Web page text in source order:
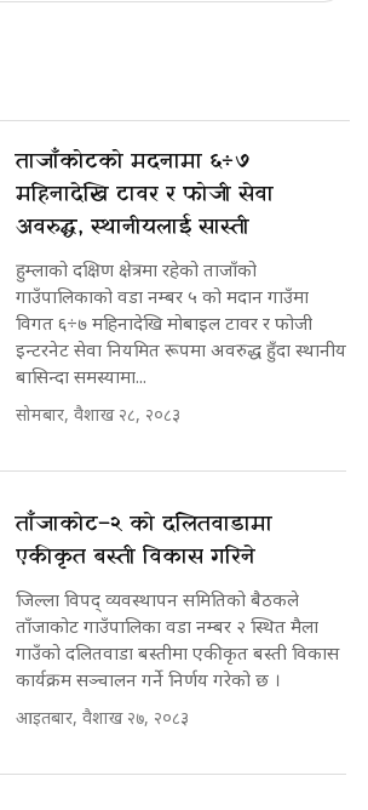
ताजाँकोटको मदनामा ६÷७
महिनादेखि टावर र फोजी सेवा
अवरुद्ध, स्थानीयलाई सास्ती
हुम्लाको दक्षिण क्षेत्रमा रहेको ताजाँको
गाउँपालिकाको वडा नम्बर ५ को मदान गाउँमा
विगत ६÷७ महिनादेखि मोबाइल टावर र फोजी
इन्टरनेट सेवा नियमित रूपमा अवरुद्ध हुँदा स्थानीय
बासिन्दा समस्यामा...
सोमबार, वैशाख २८, २०८३
ताँजाकोट–२ को दलितवाडामा
एकीकृत बस्ती विकास गरिने
जिल्ला विपद् व्यवस्थापन समितिको बैठकले
ताँजाकोट गाउँपालिका वडा नम्बर २ स्थित मैला
गाउँको दलितवाडा बस्तीमा एकीकृत बस्ती विकास
कार्यक्रम सञ्चालन गर्ने निर्णय गरेको छ ।
आइतबार, वैशाख २७, २०८३